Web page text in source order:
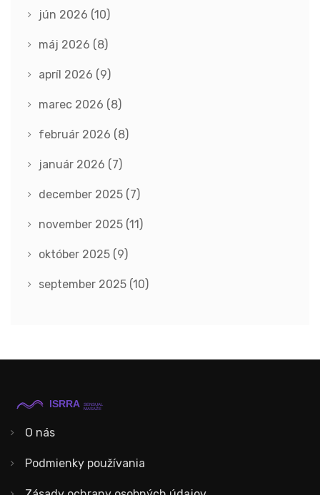
jún 2026 (10)
máj 2026 (8)
apríl 2026 (9)
marec 2026 (8)
február 2026 (8)
január 2026 (7)
december 2025 (7)
november 2025 (11)
október 2025 (9)
september 2025 (10)
O nás
Podmienky používania